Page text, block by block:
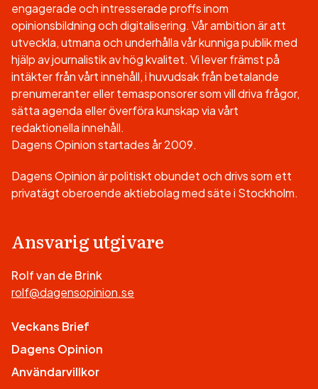
engagerade och intresserade proffs inom
opinionsbildning och digitalisering. Vår ambition är att
utveckla, utmana och underhålla vår kunniga publik med
hjälp av journalistik av hög kvalitet. Vi lever främst på
intäkter från vårt innehåll, i huvudsak från betalande
prenumeranter eller temasponsorer som vill driva frågor,
sätta agenda eller överföra kunskap via vårt
redaktionella innehåll.
Dagens Opinion startades år 2009.
Dagens Opinion är politiskt obundet och drivs som ett
privatägt oberoende aktiebolag med säte i Stockholm.
Ansvarig utgivare
Rolf van de Brink
rolf@dagensopinion.se
Veckans Brief
Dagens Opinion
Användarvillkor